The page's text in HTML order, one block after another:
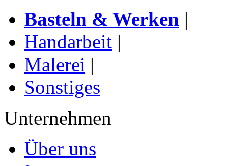
Basteln & Werken |
Handarbeit |
Malerei |
Sonstiges
Unternehmen
Über uns